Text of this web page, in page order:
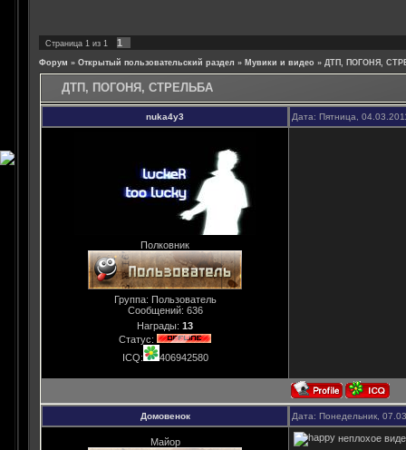
Страница 1 из 1 1
Форум » Открытый пользовательский раздел » Мувики и видео » ДТП, ПОГОНЯ,
ДТП, ПОГОНЯ, СТРЕЛЬБА
nuka4y3 Дата: Пятница,
Полковник
Группа: Пользователь
Сообщений: 636
Награды: 13
Статус:
ICQ:
406942580
Домовенок Дата: Понедельник,
Майор неплохое